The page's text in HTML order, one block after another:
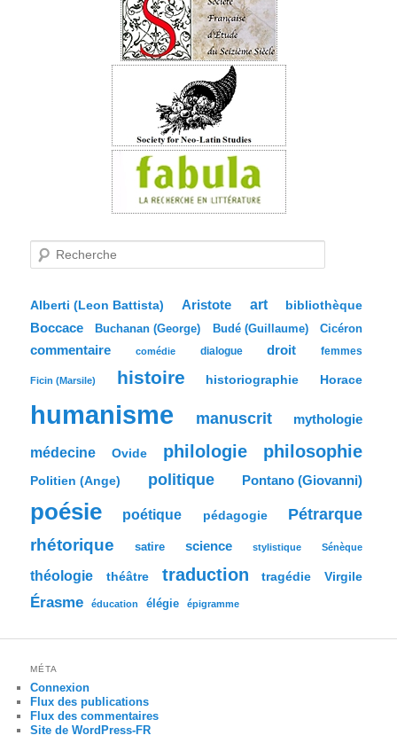
e
r
c
e
Alberti (Leon Battista) Aristote art bibliothèque
Boccace Buchanan (George) Budé (Guillaume) Cicéron
commentaire comédie dialogue droit femmes
Ficin (Marsile) histoire historiographie Horace
humanisme manuscrit mythologie
médecine Ovide philologie philosophie
Politien (Ange) politique Pontano (Giovanni)
poésie poétique pédagogie Pétrarque
rhétorique satire science stylistique Sénèque
théologie théâtre traduction tragédie Virgile
Érasme éducation élégie épigramme
MÉTA
Connexion
Flux des publications
Flux des commentaires
Site de WordPress-FR